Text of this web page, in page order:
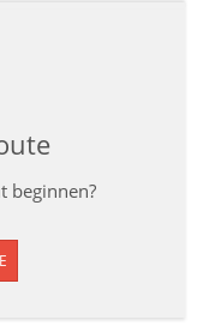
beginnen?